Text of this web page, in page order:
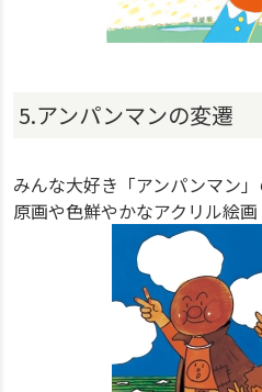
5.アンパンマンの変遷
みんな大好き「アンパンマン
原画や色鮮やかなアクリル絵画